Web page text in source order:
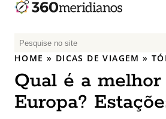
P
e
q
u
i
HOME » DICAS DE VIAGEM »
Qual é a
Europa?